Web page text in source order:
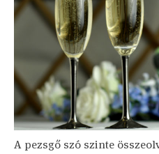
A pezsgő szó szinte